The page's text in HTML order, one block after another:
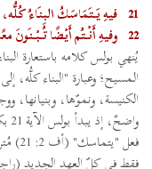
21 فيهِ يَتَمَاسَكُ البِنَاءُ
22 وفيهِ أَنْتُم أَيْضًا تُبْنَونَ
يُنهي بولس كلامه باستعارة
الكنيسة، ونموّها، وبنيانها،
واضحٌ، إذ يبدأ بولس الآية 21 بكلمة "فيه"، ويُنهيها بعبارة "في الرَّبّ".